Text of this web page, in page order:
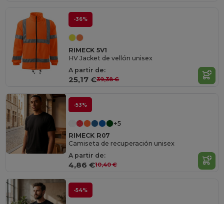
-36%
RIMECK 5V1
HV Jacket de vellón unisex
A partir de:
25,17 €39,38 €
-53%
+5
RIMECK R07
Camiseta de recuperación unisex
A partir de:
4,86 €10,40 €
-54%